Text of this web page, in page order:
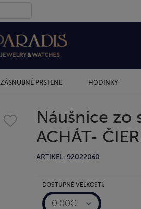
ZÁSNUBNÉ PRSTENE HODINKY
Náušnice zo
ACHÁT-
ARTIKEL: 92022060
DOSTUPNÉ VEĽKOSTI:
0.00C